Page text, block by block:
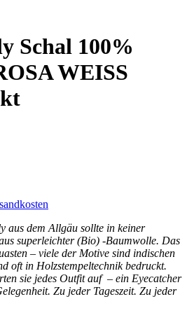
Schal 100%
WEISS
aus dem Allgäu sollte in keiner
superleichter (Bio) -Baumwolle. Das
– viele der Motive sind indischen
oft in Holzstempeltechnik bedruckt.
sie jedes Outfit auf – ein Eyecatcher
Zu jeder Tageszeit. Zu jeder